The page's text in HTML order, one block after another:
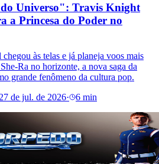
do Universo": Travis Knight
a Princesa do Poder no
às telas e já planeja voos mais
Ra no horizonte, a nova saga da
grande fenômeno da cultura pop.
de jul. de 2026· 6 min